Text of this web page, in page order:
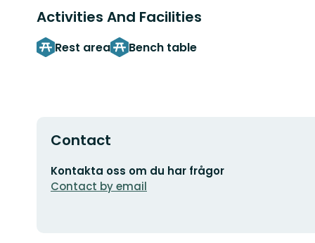
Activities And Facilities
Rest area Bench table
Contact
Email
address
Kontakta oss om du har frågor
Contact by email